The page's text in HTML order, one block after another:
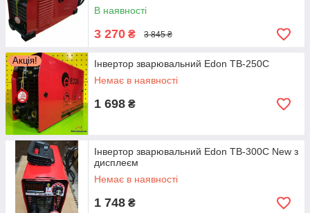
В наявності
3 270 ₴ 3 845 ₴
Акція!
Інвертор зварювальний Edon TB-250C
Немає в наявності
1 698 ₴
Інвертор зварювальний Edon TB-300C New з
дисплеєм
Немає в наявності
1 748 ₴